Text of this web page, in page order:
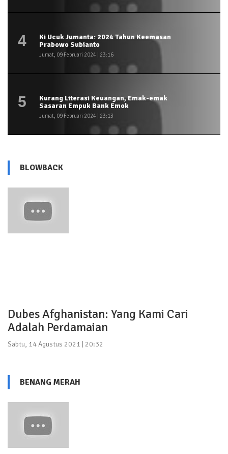
4
Ki Ucuk Jumanta: 2024 Tahun Keemasan
Prabowo Subianto
Jumat, 09 Februari 2024 | 23:16
5
Kurang Literasi Keuangan, Emak-emak
Sasaran Empuk Bank Emok
Jumat, 09 Februari 2024 | 23:13
BLOWBACK
Dubes Afghanistan: Yang Kami Cari
Adalah Perdamaian
Sabtu, 14 Agustus 2021 | 20:32
BENANG MERAH